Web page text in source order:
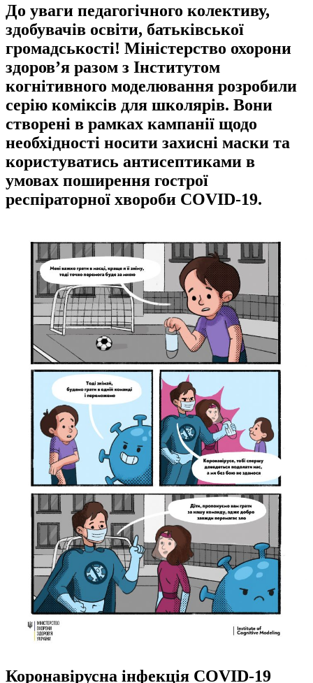
До уваги педагогічного колективу,
здобувачів освіти, батьківської
громадськості! Міністерство охорони
здоров’я разом з Інститутом
когнітивного моделювання розробили
серію коміксів для школярів. Вони
створені в рамках кампанії щодо
необхідності носити захисні маски та
користуватись антисептиками в
умовах поширення гострої
респіраторної хвороби COVID-19.
Коронавірусна інфекція COVID-19